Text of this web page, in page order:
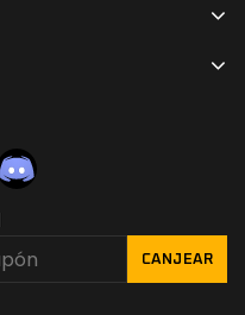
CANJEAR